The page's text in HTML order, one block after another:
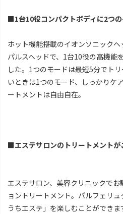
■1台10役コンパクトボディに2つ
ホット機能搭載のイオンソニック
パルスヘッドで、1台10役の高機能
した。1つのモードは最短5分でト
いときは1つのモード、しっかりケ
ートメントは自由自在。
■エステサロンのトリートメントが
エステサロン、美容クリニックで
ョントリートメント。パルフェリ
うちエステ」を楽しむことができま